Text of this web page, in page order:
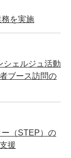
務を実施
シェルジュ活動
ブース訪問の
（STEP）の
援